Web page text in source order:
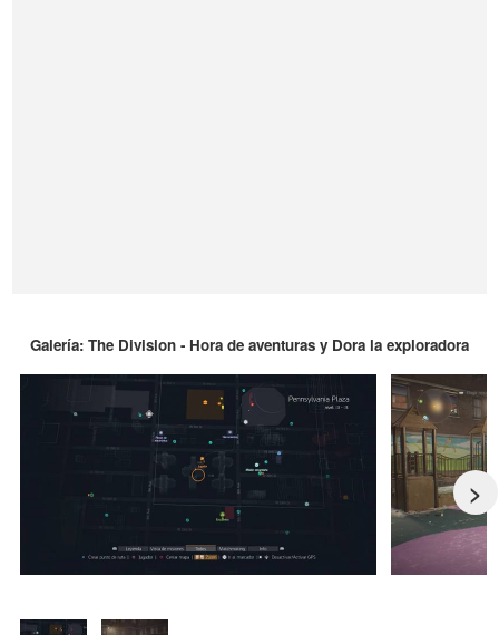
Galería: The Division - Hora de aventuras y Dora la exploradora
>